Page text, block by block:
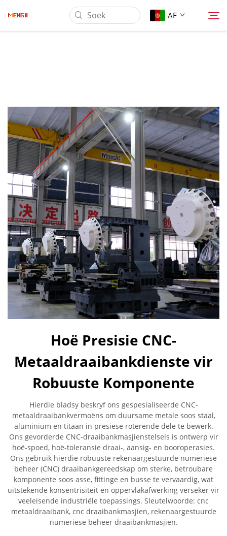
AF
Toepassing
Laai Af
Nuus
Kontak Ons
Hoë Presisie CNC-
Metaaldraaibankdienste vir
Robuuste Komponente
Hierdie bladsy beskryf ons gespesialiseerde CNC-
metaaldraaibankvermoëns om duursame metale soos staal,
aluminium en titaan in presiese roterende dele te bewerk.
Ons gevorderde CNC-draaibankmasjienstelsels is ontwerp vir
hoë-spoed, hoë-toleransie draai-, aansig- en booroperasies.
Ons gebruik hierdie robuuste rekenaargestuurde numeriese
beheer (CNC) draaibankgereedskap om sterke, betroubare
komponente soos asse, fittinge en busse te vervaardig, wat
uitstekende konsentrisiteit en oppervlakafwerking verseker vir
veeleisende industriële toepassings. Sleutelwoorde: cnc
metaaldraaibank, cnc draaibankmasjien, rekenaargestuurde
numeriese beheer draaibankmasjien.